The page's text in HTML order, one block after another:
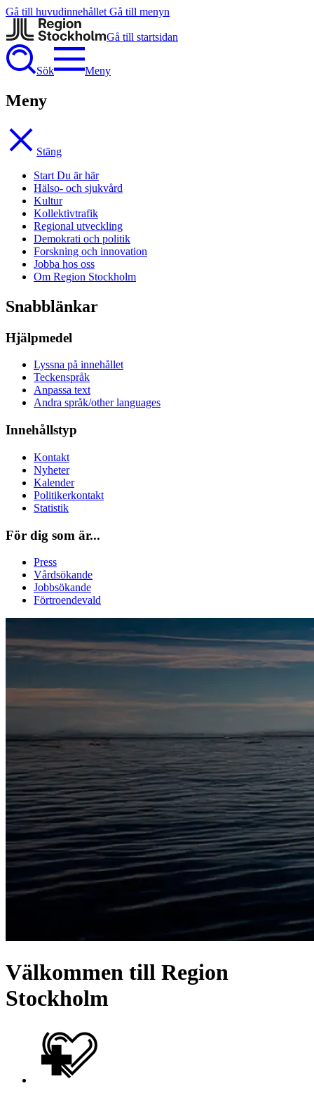
Gå till huvudinnehållet Gå till menyn
Gå till startsidan
Sök Meny
Meny
Stäng
Start Du är här
Hälso- och sjukvård
Kultur
Kollektivtrafik
Regional utveckling
Demokrati och politik
Forskning och innovation
Jobba hos oss
Om Region Stockholm
Snabblänkar
Hjälpmedel
Lyssna på innehållet
Teckenspråk
Anpassa text
Andra språk/other languages
Innehållstyp
Kontakt
Nyheter
Kalender
Politikerkontakt
Statistik
För dig som är...
Press
Vårdsökande
Jobbsökande
Förtroendevald
Välkommen till Region
Stockholm